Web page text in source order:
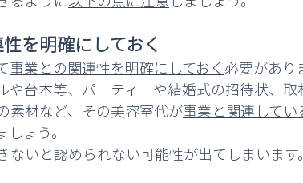
を明確にしておく
事業との関連性を明確にしておく 必要があり
や台本等、パーティーや結婚式の招待状、
素材など、その美容室代が事業と関連して
ょう。
ないと認められない可能性が出てしまいます。